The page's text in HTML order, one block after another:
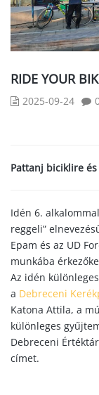
RIDE YOUR
2025-09-24
Pattanj biciklire
Idén 6.
reggeli”
Epam és az UD
munkába
Az idén
a Debreceni
Katona Attila, a
különleges
Debreceni
címet.